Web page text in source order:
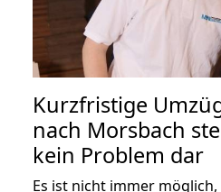
Kurzfristige
nach Morsbach
kein Problem dar
Es ist nicht immer